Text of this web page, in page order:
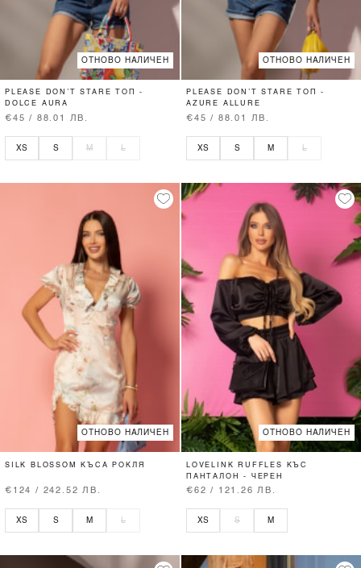
ОТНОВО НАЛИЧЕН
PLEASE DON’T STARE ТОП -
DOLCE AURA
€45 / 88.01 ЛВ.
XS S M L
ОТНОВО НАЛИЧЕН
PLEASE DON’T STARE ТОП -
AZURE ALLURE
€45 / 88.01 ЛВ.
XS S M L
ОТНОВО НАЛИЧЕН
SILK BLOSSOM КЪСА РОКЛЯ
€124 / 242.52 ЛВ.
XS S M L
ОТНОВО НАЛИЧЕН
LOVELINK RUFFLES КЪС
ПАНТАЛОН - ЧЕРЕН
€62 / 121.26 ЛВ.
XS S M